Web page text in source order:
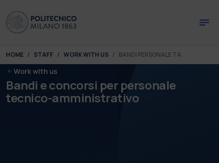
You are here:
HOME STAFF WORK WITH US BANDI PERSONALE TA
Work with us
Bandi e concorsi per personale
tecnico-amministrativo